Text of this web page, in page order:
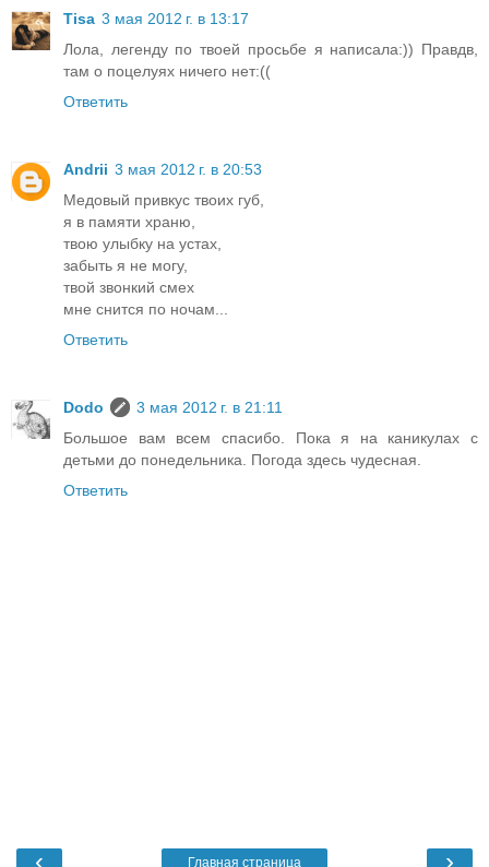
Tisa 3 мая 2012 г. в 13:17
Лола, легенду по твоей просьбе я написала:)) Правдв,
там о поцелуях ничего нет:((
Ответить
Andrii 3 мая 2012 г. в 20:53
Медовый привкус твоих губ,
я в памяти храню,
твою улыбку на устах,
забыть я не могу,
твой звонкий смех
мне снится по ночам...
Ответить
Dodo
3 мая 2012 г. в 21:11
Большое вам всем спасибо. Пока я на каникулах с
детьми до понедельника. Погода здесь чудесная.
Ответить
‹ ›
Главная страница